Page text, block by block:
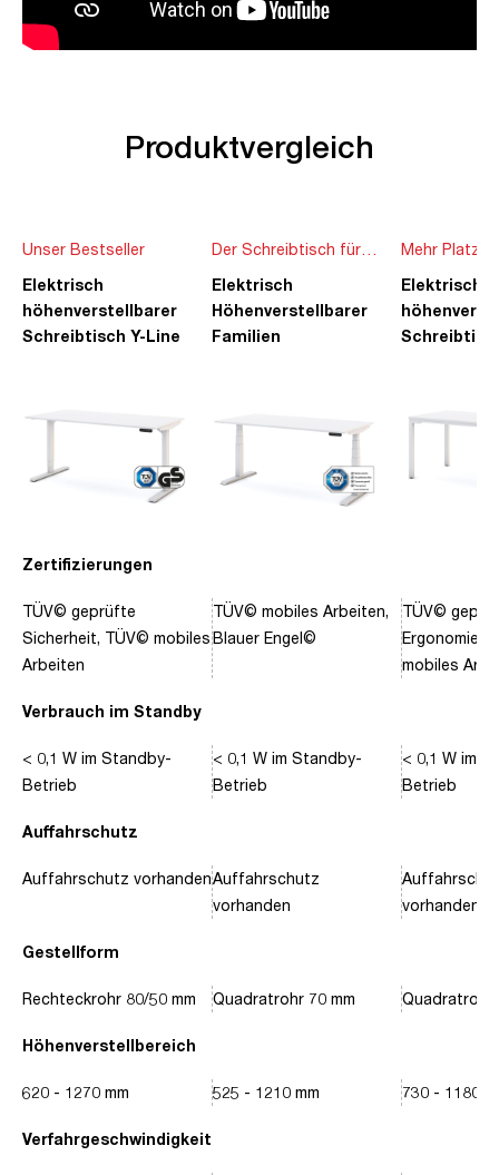
Produktvergleich
Zertifizierungen
Verbrauch im Standby
Auffahrschutz
Gestellform
Höhenverstellbereich
Verfahrgeschwindigkeit
Unser Bestseller
Elektrisch
höhenverstellbarer
Schreibtisch Y-Line
TÜV© geprüfte
Sicherheit, TÜV© mobiles
Arbeiten
< 0,1 W im Standby-
Betrieb
Auffahrschutz vorhanden
Rechteckrohr 80/50 mm
620 - 1270 mm
Der Schreibtisch für
die ganze Familie
Elektrisch
Höhenverstellbarer
Familien
TÜV© mobiles Arbeiten,
Blauer Engel©
< 0,1 W im Standby-
Betrieb
Auffahrschutz
vorhanden
Quadratrohr 70 mm
525 - 1210 mm
Mehr Platz
Ideen
Elektrisch
TÜV©
Ergonomie,
mobiles
< 0,1 W im
Betrieb
vorhanden
Quadratrohr
730 - 1180